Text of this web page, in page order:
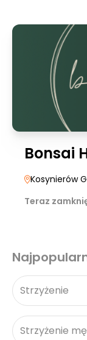
Bonsai
Kosynierów
Teraz
Strzyżenie
Strzyżenie